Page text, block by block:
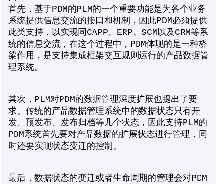
首先，基于PDM的PLM的一个重要功能是为各个业务
系统提供信息交流的接口和机制，因此PDM必须提供
此类支持，以实现同CAPP、ERP、SCM以及CRM等系
统的信息交流，在这个过程中，PDM体现的是一种桥
梁作用，是支持集成框架交互规则运行的产品数据管
理系统。
其次，PLM对PDM的数据管理深度扩展也提出了要
求。传统的产品数据管理系统中的数据状态只有开
发、预发布、发布归档等几个状态，因此支持PLM的
PDM系统首先要对产品数据的扩展状态进行管理，同
时还要实现状态变迁的控制。
最后，数据状态的变迁或者生命周期的管理会对PDM